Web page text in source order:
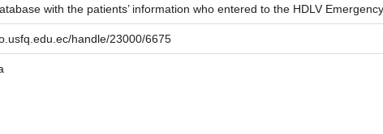
with the patients’ information who entered to the HDLV
handle/23000/6675